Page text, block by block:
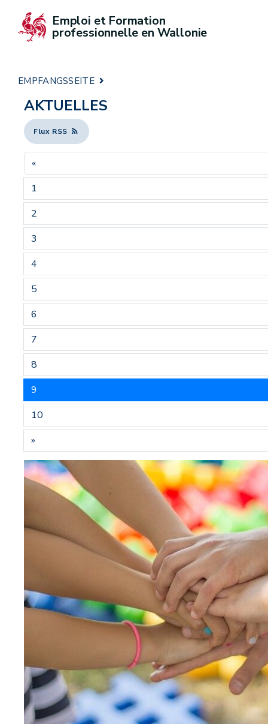
Emploi et Formation
professionnelle en Wallonie
EMPFANGSSEITE
AKTUELLES
Flux RSS
«
1
2
3
4
5
6
7
8
9
10
»